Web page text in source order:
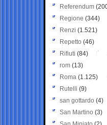
Referendum
Regione (344)
Renzi (1.521)
Repetto (46)
Rifiuti (84)
rom (13)
Roma (1.125)
Rutelli (9)
san gottardo (4)
San Martino (3)